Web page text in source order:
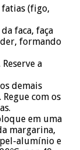
fatias (figo,
faca, faça
formando
a
demais
com os
em uma
margarina,
alumínio e